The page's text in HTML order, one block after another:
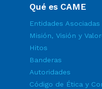
Qué es CAME
Entidades Asociadas
Misión, Visión y
Hitos
Banderas
Autoridades
Código de Ética y